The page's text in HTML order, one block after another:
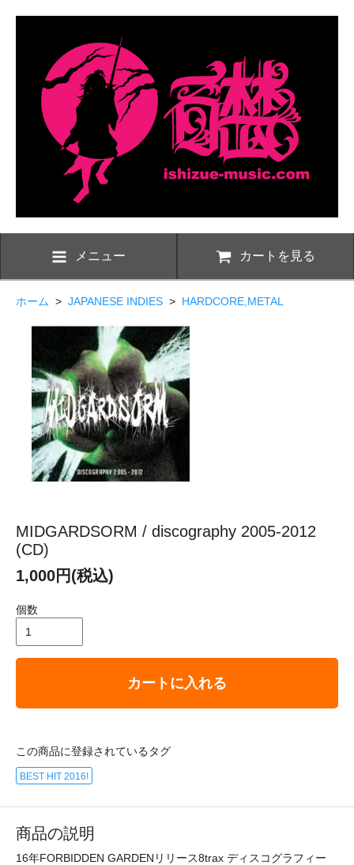
メニュー カートを見る
ホーム > JAPANESE INDIES > HARDCORE,METAL
MIDGARDSORM / discography 2005-2012
(CD)
1,000円(税込)
個数
カートに入れる
この商品に登録されているタグ
BEST HIT 2016!
商品の説明
16年FORBIDDEN GARDENリリース8trax ディスコグラフィー